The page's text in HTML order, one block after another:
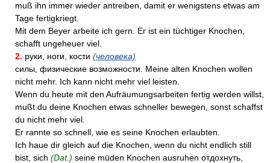
muß ihn immer wieder antreiben, damit er wenigstens etwas am
Tage fertigkriegt.
Mit dem Beyer arbeite ich gern. Er ist ein tüchtiger Knochen,
schafft ungeheuer viel.
2. руки, ноги, кости (человека)
силы, физические возможности. Meine alten Knochen wollen
nicht mehr. Ich kann nicht mehr viel leisten.
Wenn du heute mit den Aufräumungsarbeiten fertig werden willst,
mußt du deine Knochen etwas schneller bewegen, sonst schaffst
du nicht mehr viel.
Er rannte so schnell, wie es seine Knochen erlaubten.
Ich haue dir gleich auf die Knochen, wenn du nicht endlich still
bist, sich (Dat.) seine müden Knochen ausruhen отдохнуть,